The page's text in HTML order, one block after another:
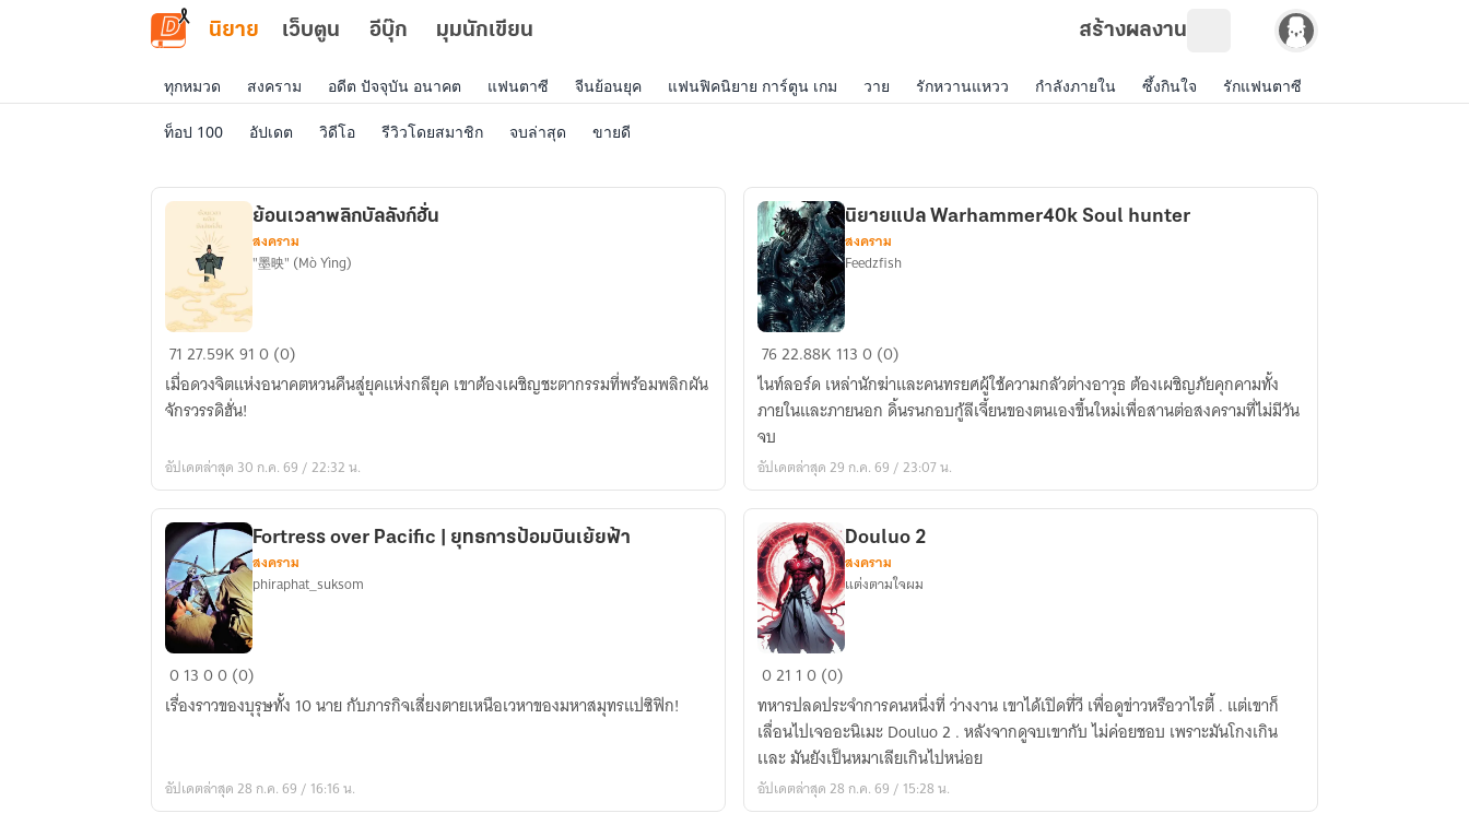
ข้ามไปยังเนื้อหาหลัก
นิยาย เว็บตูน อีบุ๊ก มุมนักเขียน สร้างผลงาน
ทุกหมวด สงคราม อดีต ปัจจุบัน อนาคต แฟนตาซี จีนย้อนยุค แฟนฟิคนิยาย การ์ตูน เกม วาย รักหวานแหวว กำลังภายใน ซึ้งกินใจ รักแฟนตาซี
ท็อป 100 อัปเดต วิดีโอ รีวิวโดยสมาชิก จบล่าสุด ขายดี
ย้อน
เวลา
พลิก
บัลลังก์
ย้อนเวลาพลิกบัลลังก์ฮั่น
สงคราม
"墨映" (Mò Yìng)
7127.59K910 (0)
เมื่อดวงจิตแห่งอนาคตหวนคืนสู่ยุคแห่งกลียุค เขาต้องเผชิญชะตากรรมที่พร้อมพลิกผัน
จักรวรรดิฮั่น!
อัปเดตล่าสุด 30 ก.ค. 69 / 22:32 น.
นิยาย
แปล
Warhammer40k
Soul
hunter
นิยายแปล Warhammer40k Soul hunter
สงคราม
Feedzfish
7622.88K 1130 (0)
ไนท์ลอร์ด เหล่านักฆ่าและคนทรยศผู้ใช้ความกลัวต่างอาวุธ ต้องเผชิญภัยคุกคามทั้ง
ภายในและภายนอก ดิ้นรนกอบกู้ลีเจี้ยนของตนเองขึ้นใหม่เพื่อสานต่อสงครามที่ไม่มีวัน
จบ
อัปเดตล่าสุด 29 ก.ค. 69 / 23:07 น.
Fortress
over
Pacific
ป้อม
Fortress over Pacific | ยุทธการป้อมบินเย้ยฟ้า
สงคราม
phiraphat_suksom
01300 (0)
เรื่องราวของบุรุษทั้ง 10 นาย กับภารกิจเสี่ยงตายเหนือเวหาของมหาสมุทรแปซิฟิก!
อัปเดตล่าสุด 28 ก.ค. 69 / 16:16 น.
Douluo
Douluo 2
สงคราม
แต่งตามใจผม
021 10 (0)
ทหารปลดประจำการคนหนึ่งที่ ว่างงาน เขาได้เปิดที่วี เพื่อดูข่าวหรือวาไรตี้ . แต่เขาก็
เลื่อนไปเจออะนิเมะ Douluo 2 . หลังจากดูจบเขากับ ไม่ค่อยชอบ เพราะมันโกงเกิน
เเละ มันยังเป็นหมาเลียเกินไปหน่อย
อัปเดตล่าสุด 28 ก.ค. 69 / 15:28 น.